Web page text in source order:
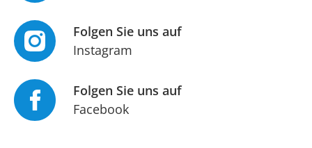
Folgen Sie uns auf
Instagram
Folgen Sie uns auf
Facebook